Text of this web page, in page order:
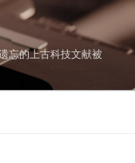
忘的上古科技文献被